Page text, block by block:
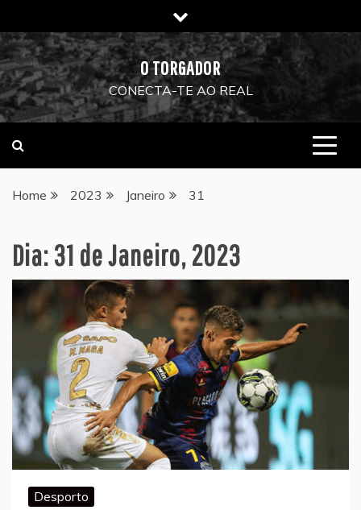
to
content
O TORGADOR
CONECTA-TE AO REAL
Home 2023 Janeiro 31
Dia:31 de Janeiro, 2023
Desporto